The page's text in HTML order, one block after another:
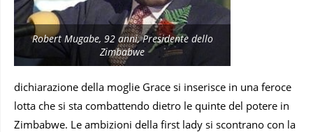
Robert Mugabe, 92 anni, Presidente dello
Zimbabwe
dichiarazione della moglie Grace si inserisce in una feroce
lotta che si sta combattendo dietro le quinte del potere in
Zimbabwe. Le ambizioni della first lady si scontrano con la